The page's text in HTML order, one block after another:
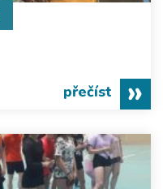
přečíst